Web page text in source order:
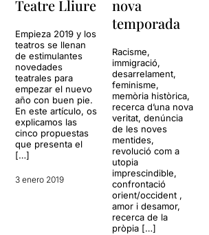
Teatre Lliure
Empieza 2019 y los
teatros se llenan
de estimulantes
novedades
teatrales para
empezar el nuevo
año con buen pie.
En este artículo, os
explicamos las
cinco propuestas
que presenta el
[…]
3 enero 2019
nova
temporada
Racisme,
immigració,
desarrelament,
feminisme,
memòria històrica,
recerca d’una nova
veritat, denúncia
de les noves
mentides,
revolució com a
utopia
imprescindible,
confrontació
orient/occident ,
amor i desamor,
recerca de la
pròpia […]